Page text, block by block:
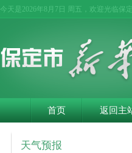
今天是 2026年8月7日 周五，欢迎光临保
首页 返回主
天气预报